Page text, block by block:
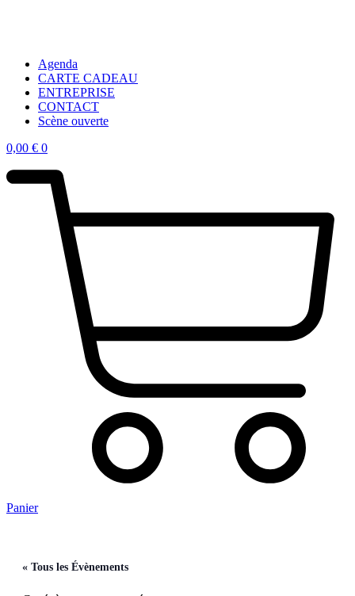
Agenda
CARTE CADEAU
ENTREPRISE
CONTACT
Scène ouverte
0,00 € 0
Panier
« Tous les Évènements